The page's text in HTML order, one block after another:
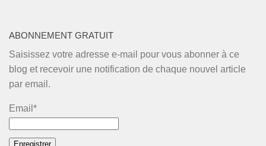
ABONNEMENT GRATUIT
Saisissez votre adresse e-mail pour vous abonner à ce
blog et recevoir une notification de chaque nouvel article
par email.
Email*